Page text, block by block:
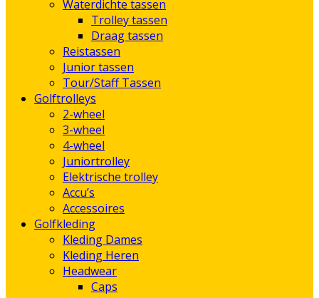
Waterdichte tassen
Trolley tassen
Draag tassen
Reistassen
Junior tassen
Tour/Staff Tassen
Golftrolleys
2-wheel
3-wheel
4-wheel
Juniortrolley
Elektrische trolley
Accu’s
Accessoires
Golfkleding
Kleding Dames
Kleding Heren
Headwear
Caps